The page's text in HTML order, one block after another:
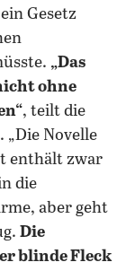
Gesetz
„Das
ohne
, teilt die
Novelle
enthält zwar
die
aber geht
Die
blinde Fleck